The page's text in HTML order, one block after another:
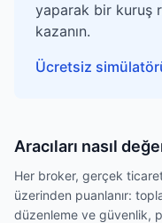
yaparak bir kuruş
kazanın.
Ücretsiz
Aracıları nasıl
Her broker, gerçek
üzerinden puanlanır:
düzenleme ve güvenlik,